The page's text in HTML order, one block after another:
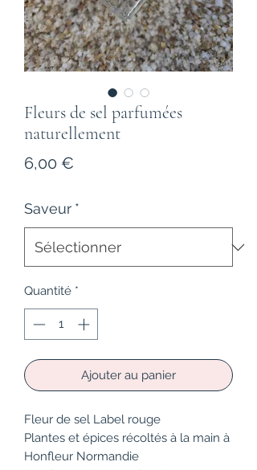
Fleurs de sel parfumées
naturellement
6,00 €
Saveur *
Quantité *
Ajouter au panier
Fleur de sel Label rouge
Plantes et épices récoltés à la main à
Honfleur Normandie